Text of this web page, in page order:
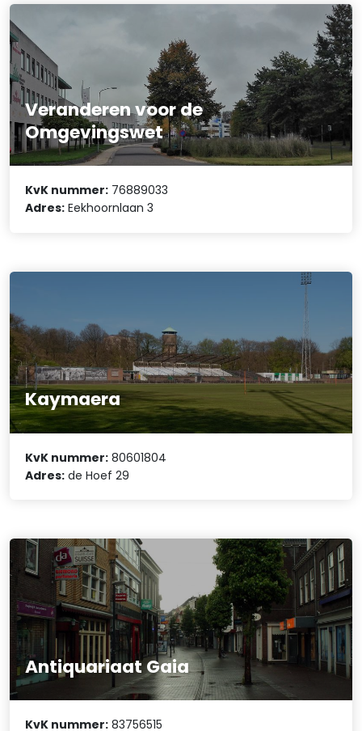
Veranderen voor de
Omgevingswet
KvK nummer: 76889033
Adres: Eekhoornlaan 3
Kaymaera
KvK nummer: 80601804
Adres: de Hoef 29
Antiquariaat Gaia
KvK nummer: 83756515